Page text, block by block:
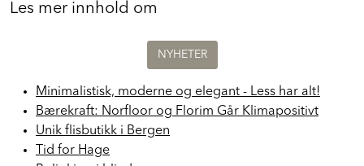
Les mer innhold om
NYHETER
Minimalistisk, moderne og elegant - Less har alt!
Bærekraft: Norfloor og Florim Går Klimapositivt
Unik flisbutikk i Bergen
Tid for Hage